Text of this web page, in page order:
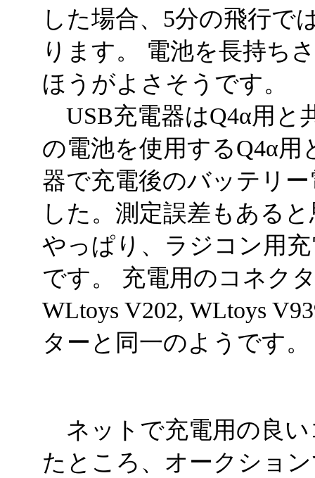
した場合、5分の飛行で
ります。 電池を長持ち
ほうがよさそうです。
USB充電器はQ4α用と
の電池を使用するQ4α用
器で充電後のバッテリ
した。測定誤差もある
やっぱり、ラジコン用
です。 充電用のコネク
WLtoys V202, WLtoys
ターと同一のようです。
ネットで充電用の良い
たところ、オークション